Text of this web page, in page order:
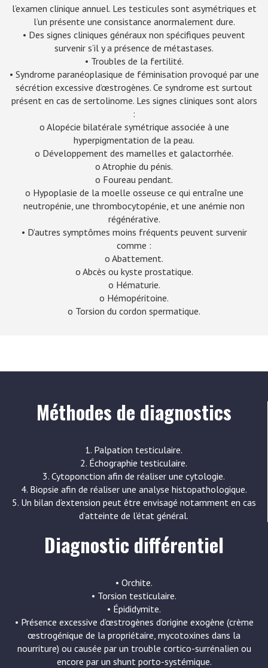
l’examen clinique annuel. Les testicules sont asymétriques et
l’un présente une consistance anormalement dure.
• Des signes cliniques généraux non spécifiques peuvent
survenir s’il y a présence de métastases.
• Troubles de la fertilité.
• Syndrome paranéoplasique de féminisation provoqué par une
sécrétion excessive d’œstrogènes. Ce syndrome est surtout
présent en cas de sertolinome. Les signes cliniques sont alors
:
o Alopécie bilatérale symétrique associée à une
hyperpigmentation de la peau.
o Développement des mamelles et galactorrhée.
o Atrophie du pénis.
o Foureau pendant.
o Hypoplasie de la moelle osseuse ce qui entraîne une
neutropénie, une thrombocytopénie, et une anémie non
régénérative.
• D’autres symptômes moins fréquents peuvent survenir
comme :
o Abattement.
o Abcès ou kyste prostatique.
o Hématurie.
o Hémopéritoine.
o Torsion du cordon spermatique.
Méthodes de diagnostics
1. Palpation testiculaire.
2. Échographie testiculaire.
3. Cytoponction afin de réaliser une cytologie.
4. Biopsie afin de réaliser une analyse histopathologique.
5. Un bilan d’extension peut être envisagé notamment en cas
d’atteinte de l’état général.
Diagnostic différentiel
• Orchite.
• Torsion testiculaire.
• Épididymite.
• Présence excessive d’œstrogènes d’origine exogène (crème
œstrogénique de la propriétaire, mycotoxines dans la
nourriture) ou causée par un trouble cortico-surrénalien ou
encore par un shunt porto-systémique.